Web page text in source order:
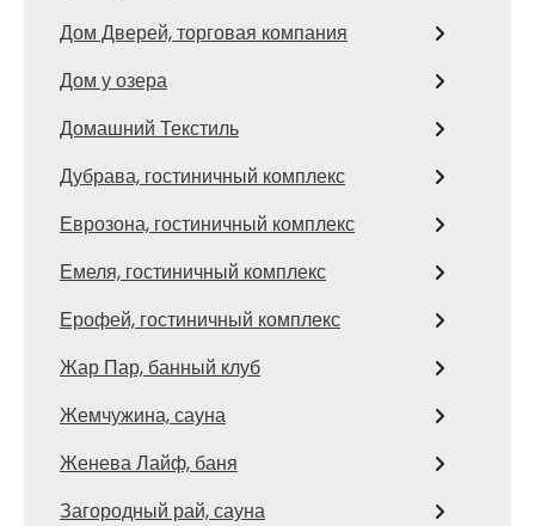
Дом Дверей, торговая компания
Дом у озера
Домашний Текстиль
Дубрава, гостиничный комплекс
Еврозона, гостиничный комплекс
Емеля, гостиничный комплекс
Ерофей, гостиничный комплекс
Жар Пар, банный клуб
Жемчужина, сауна
Женева Лайф, баня
Загородный рай, сауна